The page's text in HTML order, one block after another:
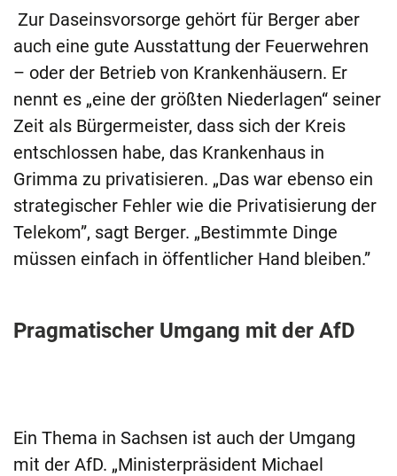
Zur Daseinsvorsorge gehört für Berger aber
auch eine gute Ausstattung der Feuerwehren
– oder der Betrieb von Krankenhäusern. Er
nennt es „eine der größten Niederlagen“ seiner
Zeit als Bürgermeister, dass sich der Kreis
entschlossen habe, das Krankenhaus in
Grimma zu privatisieren. „Das war ebenso ein
strategischer Fehler wie die Privatisierung der
Telekom”, sagt Berger. „Bestimmte Dinge
müssen einfach in öffentlicher Hand bleiben.”
Pragmatischer Umgang mit der AfD
Ein Thema in Sachsen ist auch der Umgang
mit der AfD. „Ministerpräsident Michael